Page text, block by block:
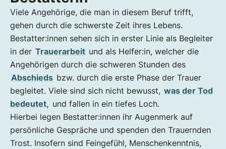
Viele Angehörige, die man in diesem Beruf trifft,
gehen durch die schwerste Zeit ihres Lebens.
Bestatter:innen sehen sich in erster Linie als Begleiter
in der Trauerarbeit und als Helfer:in, welcher die
Angehörigen durch die schweren Stunden des
Abschieds bzw. durch die erste Phase der Trauer
begleitet. Viele sind sich nicht bewusst, was der Tod
bedeutet, und fallen in ein tiefes Loch.
Hierbei legen Bestatter:innen ihr Augenmerk auf
persönliche Gespräche und spenden den Trauernden
Trost. Insofern sind Feingefühl, Menschenkenntnis,